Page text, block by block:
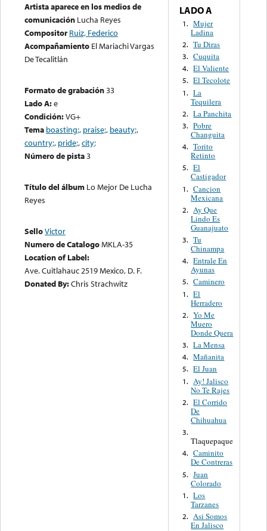
Artista aparece en los medios de
comunicación Lucha Reyes
Compositor Ruiz, Federico
Acompañamiento El Mariachi Vargas
De Tecalitlán
Formato de grabación33
Lado A:e
Condición:VG+
Tema boasting;, praise;, beauty;,
country;, pride;,city;
Número de pista3
Título del álbum Lo Mejor De Lucha
Reyes
SelloVictor
Numero de CatalogoMKLA-35
Location of Label:
Ave. Cuitlahauc 2519 Mexico, D. F.
Donated By:Chris Strachwitz
LADO A
1. Mujer
Ladina
2. Tu Diras
3. Cuquita
4. El Valiente
5. El Tecolote
1. La
Tequilera
2. La Panchita
3. Pobre
Changuita
4. Torito
Retinto
5. El
Castigador
1. Cancion
Mexicana
2. Ay Que
Lindo Es
Guanajuato
3. Tu
Chinampa
4. Entrale En
Ayunas
5. Caminero
1. El
Herradero
2. Yo Me
Muero
Donde Quera
3. La Mensa
4. Mañanita
5. El Juan
1. Ay! Jalisco
No Te Rajes
2. El Corrido
De
Chihuahua
3.
Tlaquepaque
4. Caminito
De Contreras
5. Juan
Colorado
1. Los
Tarzanes
2. Asi Somos
En Jalisco